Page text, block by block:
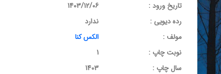
تاریخ ورود :
1403/12/06
رده دیویی :
ندارد
مولف :
الکس کنا
نوبت چاپ :
1
سال چاپ :
1403